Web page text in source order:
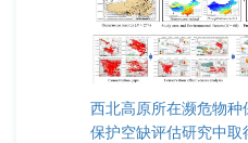
西北高原所在濒危物种
保护空缺评估研究中取